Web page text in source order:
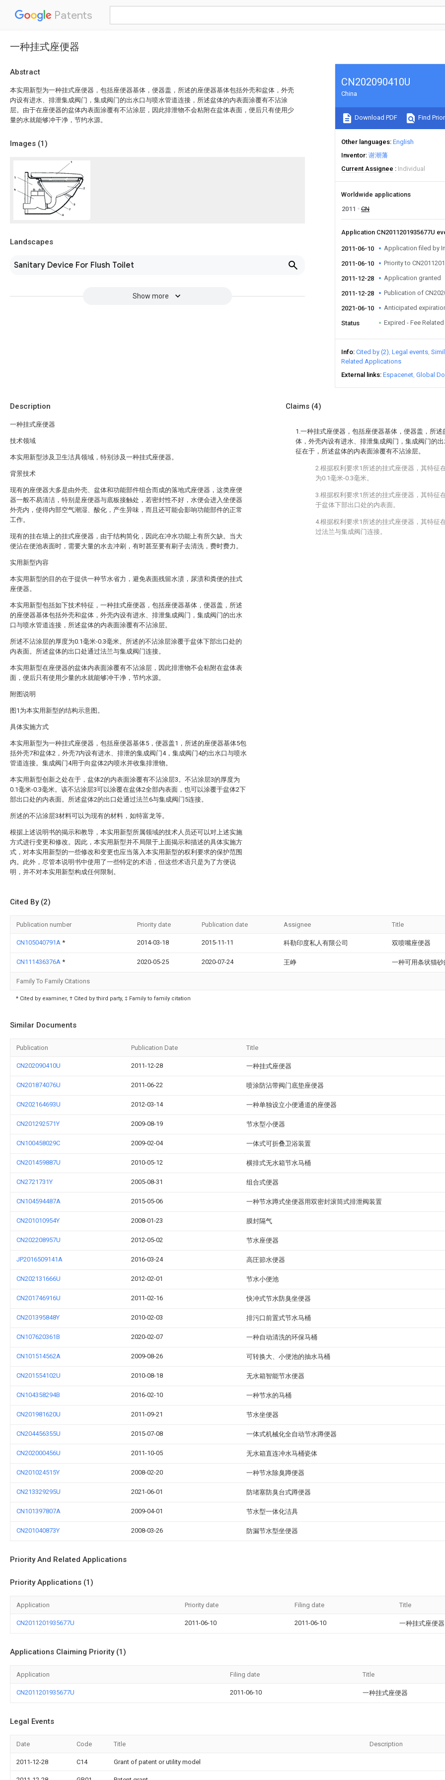
Patents
一种挂式座便器
Abstract
本实用新型为一种挂式座便器，包括座便器基体，便器盖，所述的座便器基体包括外壳和盆体，外壳
内设有进水、排泄集成阀门，集成阀门的出水口与喷水管道连接，所述盆体的内表面涂覆有不沾涂
层。由于在座便器的盆体内表面涂覆有不沾涂层，因此排泄物不会粘附在盆体表面，便后只有使用少
量的水就能够冲干净，节约水源。
Images (1)
Landscapes
Sanitary Device For Flush Toilet
Show more
CN202090410U
China
Download PDF Find
Other languages English
Inventor 谢潮藩
Current Assignee
Individual
Worldwide applications
2011
CN
Application CN2011201935677U
2011-06-10 Application filed by
2011-06-10 Priority to
2011-12-28 Application granted
2011-12-28 Publication of
2021-06-10 Anticipated
Status Expired - Fee Related
Info Cited by (2) Legal events
Related Applications
External links Espacenet Global
Description
一种挂式座便器
技术领域
本实用新型涉及卫生洁具领域，特别涉及一种挂式座便器。
背景技术
现有的座便器大多是由外壳、盆体和功能部件组合而成的落地式座便器，这类座便
器一般不易清洁，特别是座便器与底板接触处，若密封性不好，水便会进入坐便器
外壳内，使得内部空气潮湿、酸化，产生异味，而且还可能会影响功能部件的正常
工作。
现有的挂在墙上的挂式座便器，由于结构简化，因此在冲水功能上有所欠缺。当大
便沾在便池表面时，需要大量的水去冲刷，有时甚至要有刷子去清洗，费时费力。
实用新型内容
本实用新型的目的在于提供一种节水省力，避免表面残留水渍，尿渍和粪便的挂式
座便器。
本实用新型包括如下技术特征，一种挂式座便器，包括座便器基体，便器盖，所述
的座便器基体包括外壳和盆体，外壳内设有进水、排泄集成阀门，集成阀门的出水
口与喷水管道连接，所述盆体的内表面涂覆有不沾涂层。
所述不沾涂层的厚度为0.1毫米-0.3毫米。所述的不沾涂层涂覆于盆体下部出口处的
内表面。所述盆体的出口处通过法兰与集成阀门连接。
本实用新型在座便器的盆体内表面涂覆有不沾涂层，因此排泄物不会粘附在盆体表
面，便后只有使用少量的水就能够冲干净，节约水源。
附图说明
图1为本实用新型的结构示意图。
具体实施方式
本实用新型为一种挂式座便器，包括座便器基体5，便器盖1，所述的座便器基体5包
括外壳7和盆体2，外壳7内设有进水、排泄的集成阀门4，集成阀门4的出水口与喷水
管道连接。集成阀门4用于向盆体2内喷水并收集排泄物。
本实用新型创新之处在于，盆体2的内表面涂覆有不沾涂层3。不沾涂层3的厚度为
0.1毫米-0.3毫米。该不沾涂层3可以涂覆在盆体2全部内表面，也可以涂覆于盆体2下
部出口处的内表面。所述盆体2的出口处通过法兰6与集成阀门5连接。
所述的不沾涂层3材料可以为现有的材料，如特富龙等。
根据上述说明书的揭示和教导，本实用新型所属领域的技术人员还可以对上述实施
方式进行变更和修改。因此，本实用新型并不局限于上面揭示和描述的具体实施方
式，对本实用新型的一些修改和变更也应当落入本实用新型的权利要求的保护范围
内。此外，尽管本说明书中使用了一些特定的术语，但这些术语只是为了方便说
明，并不对本实用新型构成任何限制。
Claims (4)
1.一种挂式座便器，包括座便器基体，便器盖，所
体，外壳内设有进水、排泄集成阀门，集成阀门的
征在于，所述盆体的内表面涂覆有不沾涂层。
2.根据权利要求1所述的挂式座便器，其特征
为0.1毫米-0.3毫米。
3.根据权利要求1所述的挂式座便器，其特征
于盆体下部出口处的内表面。
4.根据权利要求1所述的挂式座便器，其特征
过法兰与集成阀门连接。
Cited By (2)
Publication number Priority date Publication date Assignee Title
CN105040791A * 2014-03-18 2015-11-11 科勒印度私人有限公司 双喷嘴座便器
CN111436376A * 2020-05-25 2020-07-24 王峥 一种可用条状猫
Family To Family Citations
* Cited by examiner, † Cited by third party, ‡ Family to family citation
Similar Documents
Publication Publication Date Title
CN202090410U 2011-12-28 一种挂式座便器
CN201874076U 2011-06-22 喷涂防沾带阀门底垫座便器
CN202164693U 2012-03-14 一种单独设立小便通道的座便器
CN201292571Y 2009-08-19 节水型小便器
CN100458029C 2009-02-04 一体式可折叠卫浴装置
CN201459887U 2010-05-12 横排式无水箱节水马桶
CN2721731Y 2005-08-31 组合式便器
CN104594487A 2015-05-06 一种节水蹲式坐便器用双密封滚筒式排泄阀装置
CN201010954Y 2008-01-23 膜封隔气
CN202208957U 2012-05-02 节水座便器
JP2016509141A 2016-03-24 高圧節水便器
CN202131666U 2012-02-01 节水小便池
CN201746916U 2011-02-16 快冲式节水防臭坐便器
CN201395848Y 2010-02-03 排污口前置式节水马桶
CN107620361B 2020-02-07 一种自动清洗的环保马桶
CN101514562A 2009-08-26 可转换大、小便池的抽水马桶
CN201554102U 2010-08-18 无水箱智能节水便器
CN104358294B 2016-02-10 一种节水的马桶
CN201981620U 2011-09-21 节水坐便器
CN204456355U 2015-07-08 一体式机械化全自动节水蹲便器
CN202000456U 2011-10-05 无水箱直连冲水马桶瓷体
CN201024515Y 2008-02-20 一种节水除臭蹲便器
CN213329295U 2021-06-01 防堵塞防臭台式蹲便器
CN101397807A 2009-04-01 节水型一体化洁具
CN201040873Y 2008-03-26 防漏节水型坐便器
Priority And Related Applications
Priority Applications (1)
Application Priority date Filing date Title
CN2011201935677U 2011-06-10 2011-06-10 一种挂式座便器
Applications Claiming Priority (1)
Application Filing date Title
CN2011201935677U 2011-06-10 一种挂式座便器
Legal Events
Date Code Title Description
2011-12-28 C14 Grant of patent or utility model